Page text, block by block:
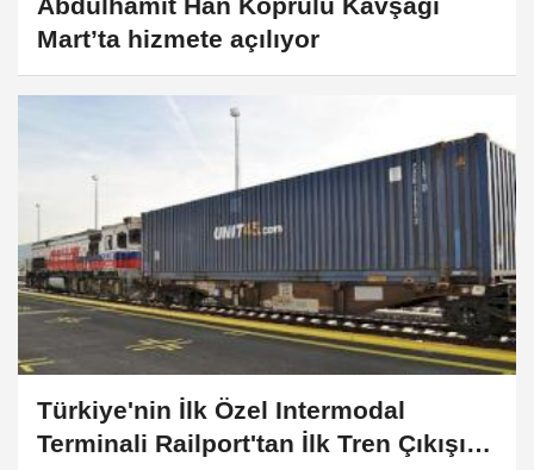
Abdülhamit Han Köprülü Kavşağı
Mart’ta hizmete açılıyor
Türkiye'nin İlk Özel Intermodal
Terminali Railport'tan İlk Tren Çıkışı